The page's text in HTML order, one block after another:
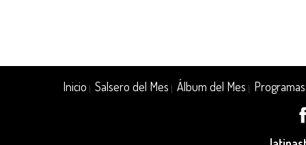
Inicio |Salsero del Mes |Álbum del Mes Programas